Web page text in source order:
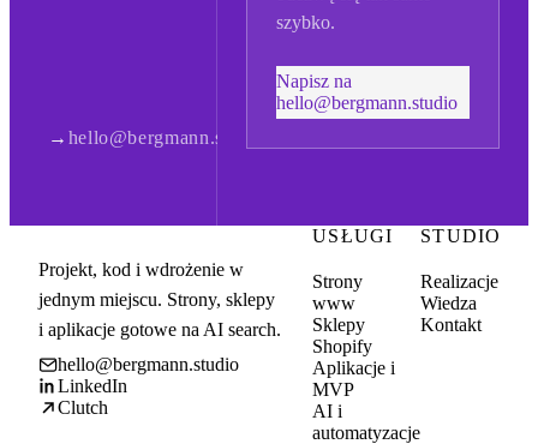
→ hello@bergmann.studio
szybko.
Napisz na
hello@bergmann.studio
Projekt, kod i wdrożenie w
jednym miejscu. Strony, sklepy
i aplikacje gotowe na AI search.
hello@bergmann.studio
LinkedIn
Clutch
USŁUGI
Strony
www
Sklepy
Shopify
Aplikacje i
MVP
AI i
automatyzacje
STUDIO
Realizacje
Wiedza
Kontakt